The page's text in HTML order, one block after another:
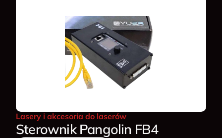
Lasery i akcesoria do laserów
Sterownik Pangolin FB4